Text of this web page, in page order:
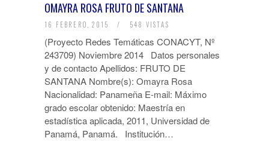
OMAYRA ROSA FRUTO DE SANTANA
16 FEBRERO, 2015 / 548 VISTAS
(Proyecto Redes Temáticas CONACYT, Nº
243709) Noviembre 2014 Datos personales
y de contacto Apellidos: FRUTO DE
SANTANA Nombre(s): Omayra Rosa
Nacionalidad: Panameña E-mail: Máximo
grado escolar obtenido: Maestría en
estadística aplicada, 2011, Universidad de
Panamá, Panamá. Institución…